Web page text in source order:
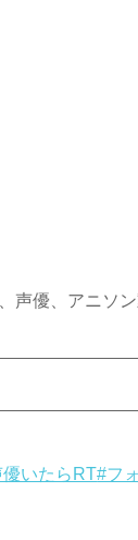
声優、アニソ
いたらRT#フ